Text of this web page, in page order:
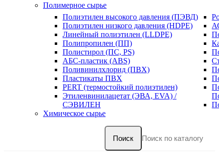
Полимерное сырье
Полиэтилен высокого давления (ПЭВД)
Полиэтилен низкого давления (HDPE)
Линейный полиэтилен (LLDPE)
Полипропилен (ПП)
Полистирол (ПС, PS)
АБС-пластик (ABS)
Поливинилхлорид (ПВХ)
Пластикаты ПВХ
PERT (термостойкий полиэтилен)
Этиленвинилацетат (ЭВА, EVA) /
СЭВИЛЕН
Химическое сырье
Поиск